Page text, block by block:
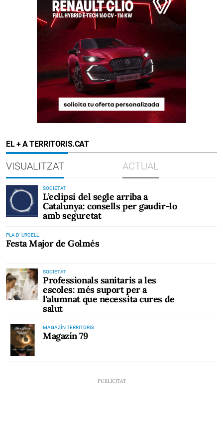
EL + A TERRITORIS.CAT
VISUALITZAT ACTUAL
SOCIETAT
L’eclipsi del segle arriba a
Catalunya: consells per gaudir-lo
amb seguretat
PLA D' URGELL
Festa Major de Golmés
SOCIETAT
Professionals sanitaris a les
escoles: més suport per a
l'alumnat que necessita cures de
salut
MAGAZÍN TERRITORIS
Magazín 79